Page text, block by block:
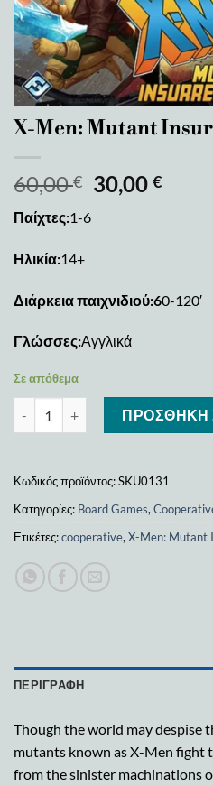
X-Men: Mutant
60,00€ 30,00€
Παίχτες:1-6
Ηλικία:14+
Διάρκεια παιχνιδιού:60-120′
Γλώσσες:Αγγλικά
Σε απόθεμα
X-Men: Mutant Insurrection
ΠΡΟΣΘΉΚΗ
Κωδικός προϊόντος:SKU0131
Κατηγορίες: Board Games,
Ετικέτες:cooperative, X-Men: Mutant
ΠΕΡΙΓΡΑΦΉ
Though the world may despise
mutants known as X-Men
from the sinister machinations